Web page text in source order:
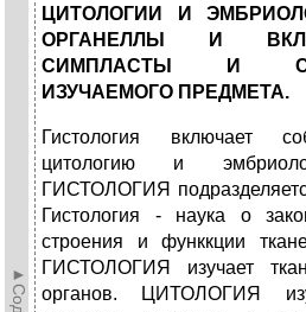
ЦИТОЛОГИИ И
ОРГАНЕЛЛЫ И
СИМПЛАСТЫ И
ИЗУЧАЕМОГО ПРЕДМЕТА.
Гистология включает
цитологию и
ГИСТОЛОГИЯ
Гистология - наука о
строения и функкции
ГИСТОЛОГИЯ изучает
органов. ЦИТОЛОГИЯ